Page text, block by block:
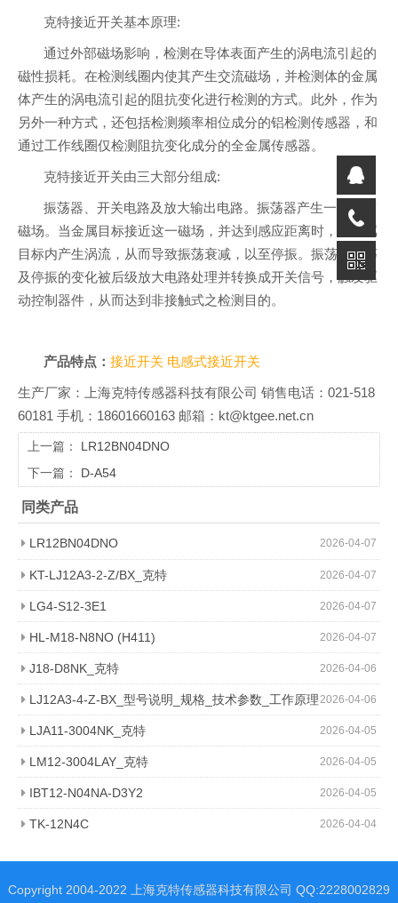
克特接近开关基本原理:
通过外部磁场影响，检测在导体表面产生的涡电流引起的
磁性损耗。在检测线圈内使其产生交流磁场，并检测体的金属
体产生的涡电流引起的阻抗变化进行检测的方式。此外，作为
另外一种方式，还包括检测频率相位成分的铝检测传感器，和
通过工作线圈仅检测阻抗变化成分的全金属传感器。
克特接近开关由三大部分组成:
振荡器、开关电路及放大输出电路。振荡器产生一个交变
磁场。当金属目标接近这一磁场，并达到感应距离时，在金属
目标内产生涡流，从而导致振荡衰减，以至停振。振荡器振荡
及停振的变化被后级放大电路处理并转换成开关信号，触发驱
动控制器件，从而达到非接触式之检测目的。
产品特点：接近开关 电感式接近开关
生产厂家：上海克特传感器科技有限公司 销售电话：021-518
60181 手机：18601660163 邮箱：kt@ktgee.net.cn
上一篇： LR12BN04DNO
下一篇： D-A54
同类产品
2026-04-07
LR12BN04DNO
2026-04-07
KT-LJ12A3-2-Z/BX_克特
2026-04-07
LG4-S12-3E1
2026-04-07
HL-M18-N8NO (H411)
2026-04-06
J18-D8NK_克特
2026-04-06
LJ12A3-4-Z-BX_型号说明_规格_技术参数_工作原理
图_克特 2026-04-05
LJA11-3004NK_克特
2026-04-05
LM12-3004LAY_克特
2026-04-05
IBT12-N04NA-D3Y2
2026-04-04
TK-12N4C
Copyright 2004-2022 上海克特传感器科技有限公司 QQ:2228002829